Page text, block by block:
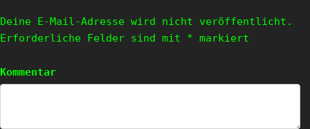
Deine E-Mail-Adresse wird nicht veröffentlicht.
Erforderliche Felder sind mit * markiert
Kommentar